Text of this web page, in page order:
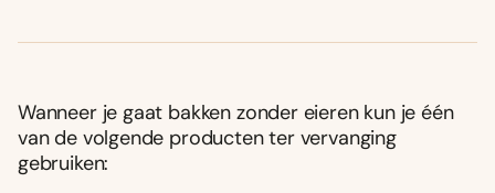
Wanneer je gaat bakken zonder eieren kun je één
van de volgende producten ter vervanging
gebruiken: